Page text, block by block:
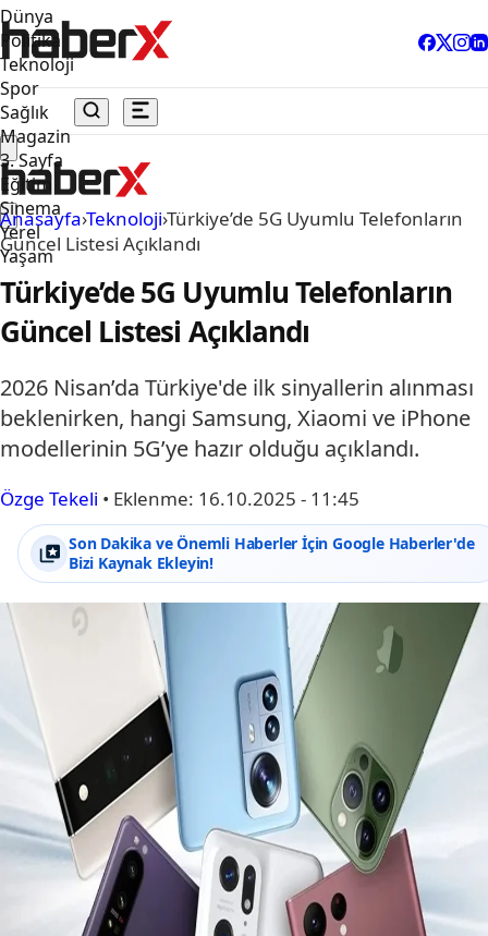
Dünya
Politika
Teknoloji
Spor
Sağlık
Magazin
3. Sayfa
Eğitim
Sinema
Yerel
Yaşam
Anasayfa›Teknoloji›Türkiye’de 5G Uyumlu Telefonların
Güncel Listesi Açıklandı
Türkiye’de 5G Uyumlu Telefonların
Güncel Listesi Açıklandı
2026 Nisan’da Türkiye'de ilk sinyallerin alınması
beklenirken, hangi Samsung, Xiaomi ve iPhone
modellerinin 5G’ye hazır olduğu açıklandı.
Özge Tekeli • Eklenme: 16.10.2025 - 11:45
Son Dakika ve Önemli Haberler İçin Google Haberler'de
Bizi Kaynak Ekleyin!